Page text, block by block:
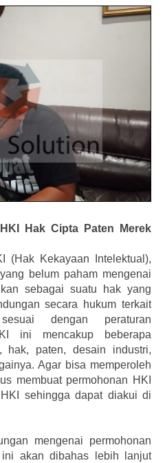
Hak Cipta Paten Merek
(Hak Kekayaan Intelektual),
belum paham mengenai
sebagai suatu hak yang
secara hukum terkait
dengan peraturan
ini mencakup beberapa
hak, paten, desain industri,
Agar bisa memperoleh
membuat permohonan HKI
sehingga dapat diakui di
mengenai permohonan
akan dibahas lebih lanjut